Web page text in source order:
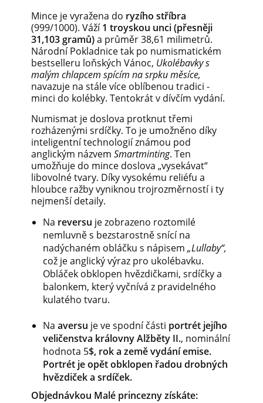
Mince je vyražena do ryzího stříbra
(999/1000). Váží1 troyskou unci (přesněji
31,103 gramů)a průměr 38,61 milimetrů.
Národní Pokladnice tak po numismatickém
bestselleru loňských Vánoc, Ukolébavky s
malým chlapcem spícím na srpku měsíce,
navazuje na stále více oblíbenou tradici -
minci do kolébky. Tentokrát v dívčím vydání.
Numismat je doslova protknut třemi
rozházenými srdíčky. To je umožněno díky
inteligentní technologií známou pod
anglickým názvem Smartminting. Ten
umožňuje do mince doslova „vysekávat“
libovolné tvary. Díky vysokému reliéfu a
hloubce ražby vyniknou trojrozměrností i ty
nejmenší detaily.
Na reversu je zobrazeno roztomilé
nemluvně s bezstarostně snící na
nadýchaném obláčku s nápisem „Lullaby“,
což je anglický výraz pro ukolébavku.
Obláček obklopen hvězdičkami, srdíčky a
balonkem, který vyčnívá z pravidelného
kulatého tvaru.
Na aversu je ve spodní části portrét jejího
veličenstva královny Alžběty II., nominální
hodnota 5$, rok a země vydání emise.
Portrét je opět obklopen řadou drobných
hvězdiček a srdíček.
Objednávkou Malé princezny získáte: